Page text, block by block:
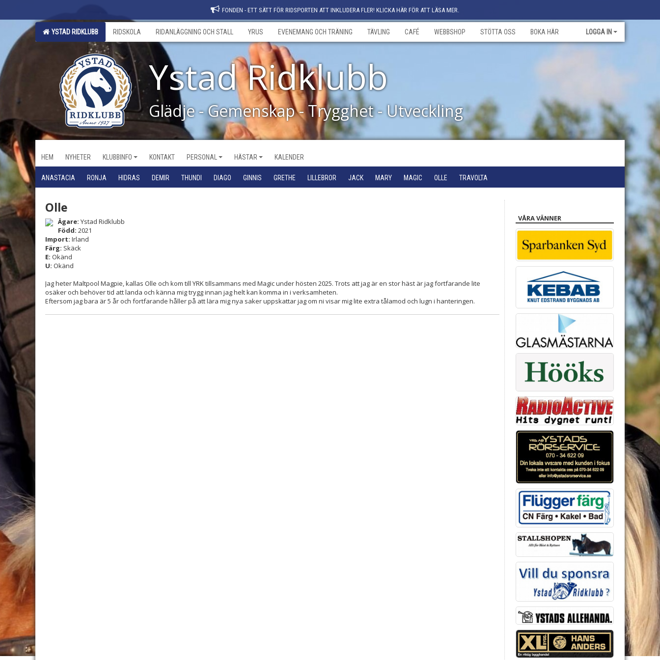
FONDEN - ETT SÄTT FÖR RIDSPORTEN ATT INKLUDERA FLER! KLICKA HÄR FÖR ATT LÄSA MER.
YSTAD RIDKLUBB RIDSKOLA RIDANLÄGGNING OCH STALL YRUS EVENEMANG OCH TRÄNING TÄVLING CAFÉ WEBBSHOP STÖTTA OSS BOKA HÄR LOGGA IN
Ystad Ridklubb
Glädje - Gemenskap - Trygghet - Utveckling
HEM NYHETER KLUBBINFO KONTAKT PERSONAL HÄSTAR KALENDER
ANASTACIA RONJA HIDRAS DEMIR THUNDI DIAGO GINNIS GRETHE LILLEBROR JACK MARY MAGIC OLLE TRAVOLTA
Olle
Ägare: Ystad Ridklubb
Född: 2021
Import: Irland
Färg: Skäck
E: Okänd
U: Okänd
Jag heter Maltpool Magpie, kallas Olle och kom till YRK tillsammans med Magic under hösten 2025. Trots att jag är en stor häst är jag fortfarande lite
osäker och behöver tid att landa och känna mig trygg innan jag helt kan komma in i verksamheten.
Eftersom jag bara är 5 år och fortfarande håller på att lära mig nya saker uppskattar jag om ni visar mig lite extra tålamod och lugn i hanteringen.
VÅRA VÄNNER